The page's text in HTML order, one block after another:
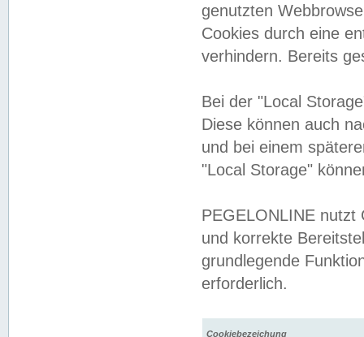
genutzten
Cookies durch eine
verhindern. Bereits
Bei der "Local
Diese können auch
und bei einem
"Local Storage"
PEGELONLINE nutzt
und korrekte
grundlegende
erforderlich.
Cookiebezeichung